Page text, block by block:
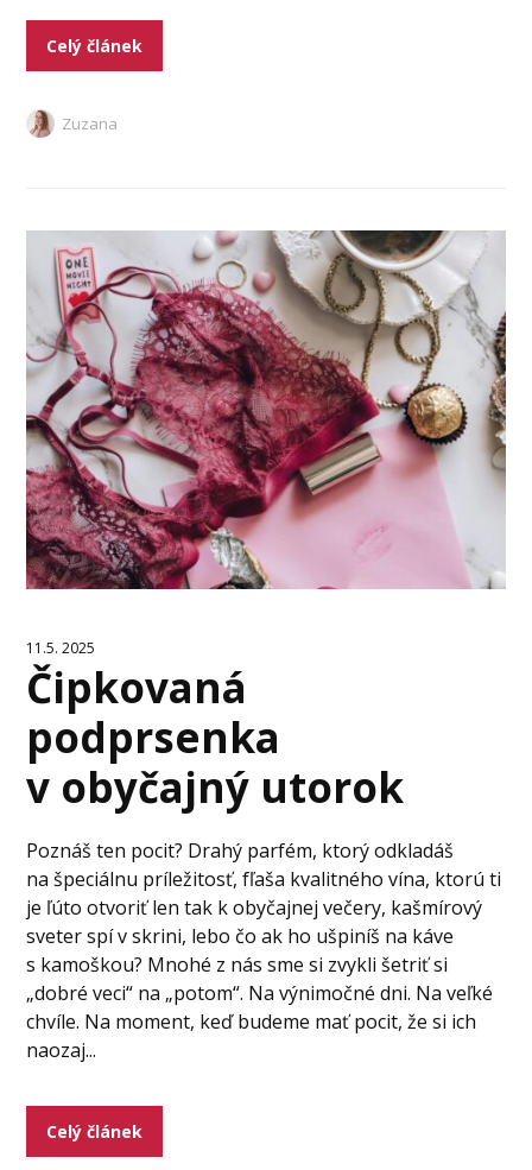
Celý článek
Zuzana
11.5. 2025
Čipkovaná
podprsenka
v obyčajný utorok
Poznáš ten pocit? Drahý parfém, ktorý odkladáš
na špeciálnu príležitosť, fľaša kvalitného vína, ktorú ti
je ľúto otvoriť len tak k obyčajnej večery, kašmírový
sveter spí v skrini, lebo čo ak ho ušpiníš na káve
s kamoškou? Mnohé z nás sme si zvykli šetriť si
„dobré veci“ na „potom“. Na výnimočné dni. Na veľké
chvíle. Na moment, keď budeme mať pocit, že si ich
naozaj...
Celý článek